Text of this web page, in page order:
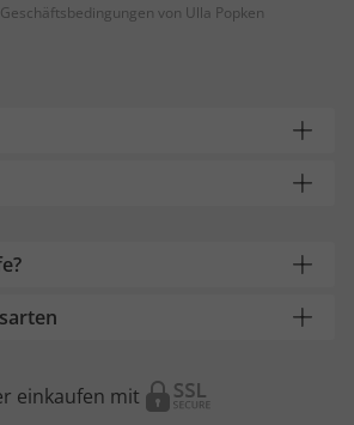
von Ulla Popken
einkaufen mit